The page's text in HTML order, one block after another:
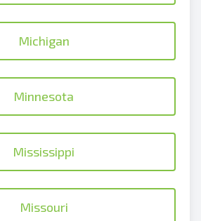
Michigan
Minnesota
Mississippi
Missouri